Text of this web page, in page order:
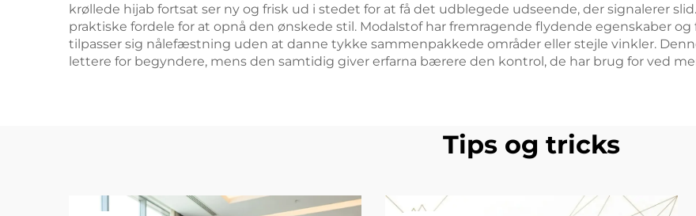
krøllede hijab fortsat ser ny og frisk ud i stedet for at få det udblegede udseende, der signalerer
praktiske fordele for at opnå den ønskede stil. Modalstof har fremragende flydende egenskaber
tilpasser sig nålefæstning uden at danne tykke sammenpakkede områder eller stejle vinkler.
lettere for begyndere, mens den samtidig giver erfarna bærere den kontrol, de har brug for ved
Tips og tricks